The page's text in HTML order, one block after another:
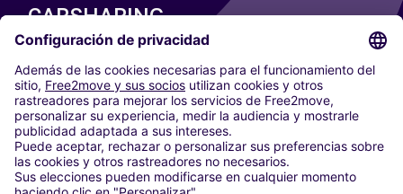
CARSHARING
NUESTRAS CIUDADES
Paris
Madrid
Washington DC
Milán
Roma
Turín
Viena
Berlín